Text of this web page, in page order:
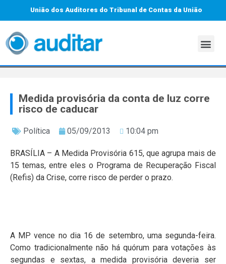
União dos Auditores do Tribunal de Contas da União
Medida provisória da conta de luz corre
risco de caducar
Política 05/09/2013 10:04 pm
BRASÍLIA – A Medida Provisória 615, que agrupa mais de
15 temas, entre eles o Programa de Recuperação Fiscal
(Refis) da Crise, corre risco de perder o prazo.
A MP vence no dia 16 de setembro, uma segunda-feira.
Como tradicionalmente não há quórum para votações às
segundas e sextas, a medida provisória deveria ser